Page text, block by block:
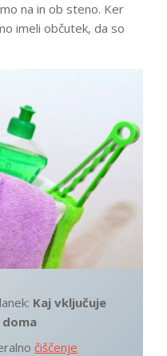
na in ob steno. Ker
imeli občutek, da so
Kaj vključuje
doma
čiščenje